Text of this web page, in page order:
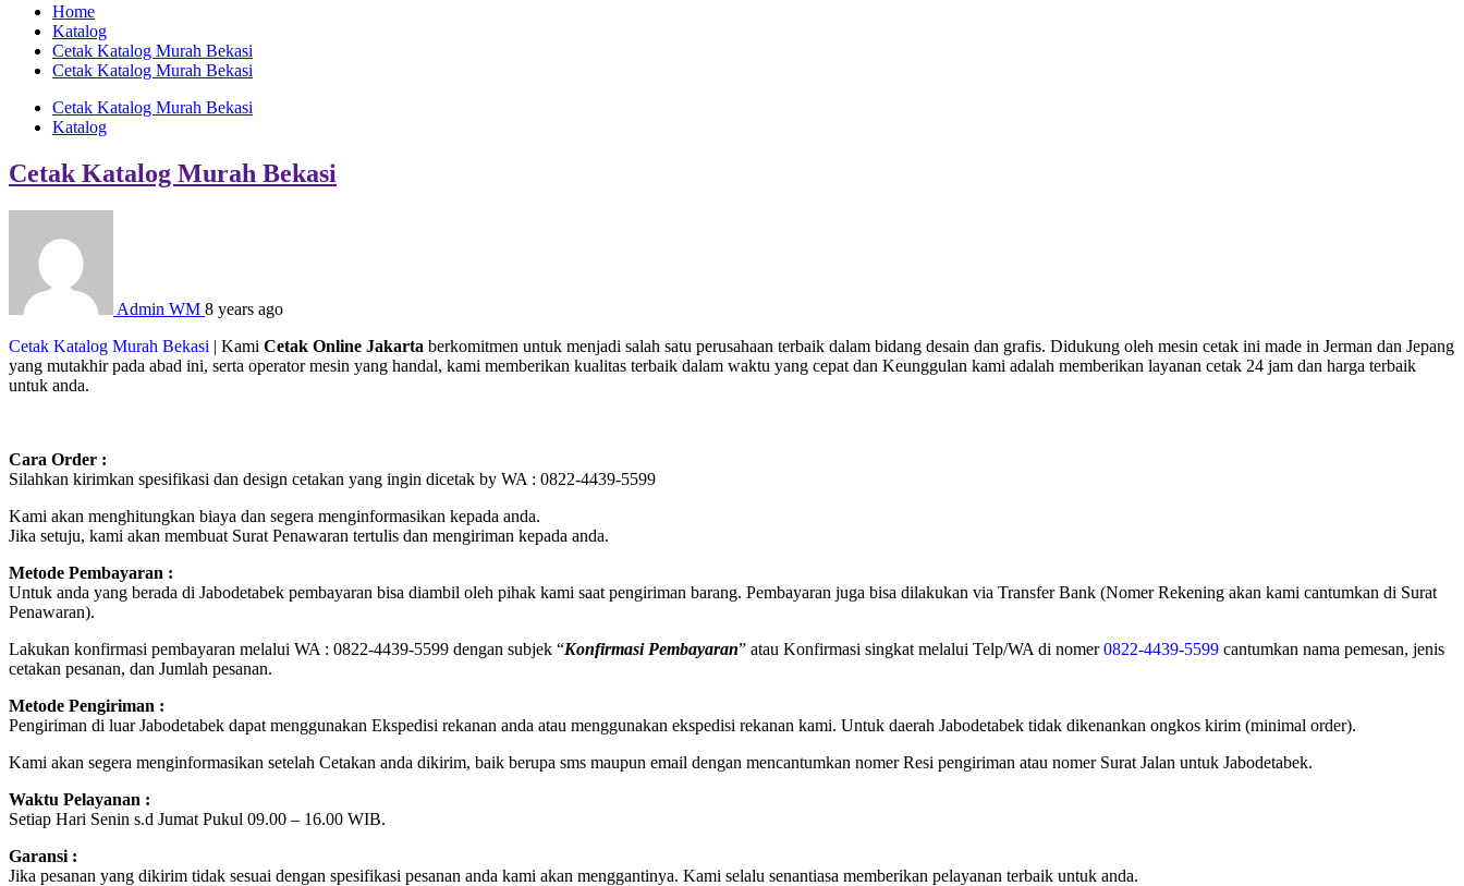
Home
Katalog
Cetak Katalog Murah Bekasi
Cetak Katalog Murah Bekasi
Cetak Katalog Murah Bekasi
Katalog
Cetak Katalog Murah Bekasi
Admin WM 8 years ago
Cetak Katalog Murah Bekasi | Kami Cetak Online Jakarta berkomitmen untuk menjadi salah satu perusahaan terbaik dalam bidang desain dan grafis. Didukung oleh mesin cetak ini made in Jerman dan Jepang
yang mutakhir pada abad ini, serta operator mesin yang handal, kami memberikan kualitas terbaik dalam waktu yang cepat dan Keunggulan kami adalah memberikan layanan cetak 24 jam dan harga terbaik
untuk anda.
Cara Order :
Silahkan kirimkan spesifikasi dan design cetakan yang ingin dicetak by WA : 0822-4439-5599
Kami akan menghitungkan biaya dan segera menginformasikan kepada anda.
Jika setuju, kami akan membuat Surat Penawaran tertulis dan mengiriman kepada anda.
Metode Pembayaran :
Untuk anda yang berada di Jabodetabek pembayaran bisa diambil oleh pihak kami saat pengiriman barang. Pembayaran juga bisa dilakukan via Transfer Bank (Nomer Rekening akan kami cantumkan di Surat
Penawaran).
Lakukan konfirmasi pembayaran melalui WA : 0822-4439-5599 dengan subjek “Konfirmasi Pembayaran” atau Konfirmasi singkat melalui Telp/WA di nomer0822-4439-5599 cantumkan nama pemesan, jenis
cetakan pesanan, dan Jumlah pesanan.
Metode Pengiriman :
Pengiriman di luar Jabodetabek dapat menggunakan Ekspedisi rekanan anda atau menggunakan ekspedisi rekanan kami. Untuk daerah Jabodetabek tidak dikenankan ongkos kirim (minimal order).
Kami akan segera menginformasikan setelah Cetakan anda dikirim, baik berupa sms maupun email dengan mencantumkan nomer Resi pengiriman atau nomer Surat Jalan untuk Jabodetabek.
Waktu Pelayanan :
Setiap Hari Senin s.d Jumat Pukul 09.00 – 16.00 WIB.
Garansi :
Jika pesanan yang dikirim tidak sesuai dengan spesifikasi pesanan anda kami akan menggantinya. Kami selalu senantiasa memberikan pelayanan terbaik untuk anda.